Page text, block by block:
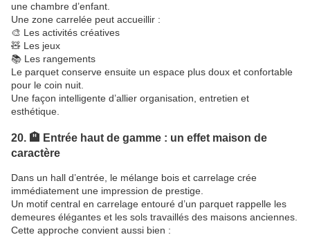
une chambre d’enfant.
Une zone carrelée peut accueillir :
🎨 Les activités créatives
🧸 Les jeux
📚 Les rangements
Le parquet conserve ensuite un espace plus doux et confortable
pour le coin nuit.
Une façon intelligente d’allier organisation, entretien et
esthétique.
20. 🏨 Entrée haut de gamme : un effet maison de
caractère
Dans un hall d’entrée, le mélange bois et carrelage crée
immédiatement une impression de prestige.
Un motif central en carrelage entouré d’un parquet rappelle les
demeures élégantes et les sols travaillés des maisons anciennes.
Cette approche convient aussi bien :